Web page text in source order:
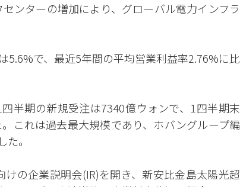
ンターの増加により、グローバル電力インフラ
5.6%で、最近5年間の平均営業利益率2.76%に比
半期の新規受注は7340億ウォンで、1四半期末
これは過去最大規模であり、ホバングループ編
。
の企業説明会(IR)を開き、新安比金島太陽光超